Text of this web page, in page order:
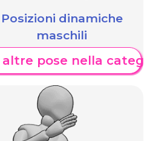
Posizioni dinamiche
maschili
altre pose nella